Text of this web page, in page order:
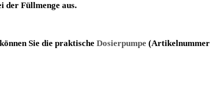
der Füllmenge aus.
Sie die praktischeDosierpumpe (Artikelnummer